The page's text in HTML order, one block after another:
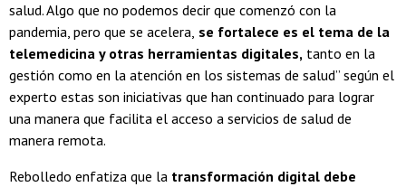
salud. Algo que no podemos decir que comenzó con la
pandemia, pero que se acelera, se fortalece es el tema de la
telemedicina y otras herramientas digitales, tanto en la
gestión como en la atención en los sistemas de salud” según el
experto estas son iniciativas que han continuado para lograr
una manera que facilita el acceso a servicios de salud de
manera remota.
Rebolledo enfatiza que la transformación digital debe